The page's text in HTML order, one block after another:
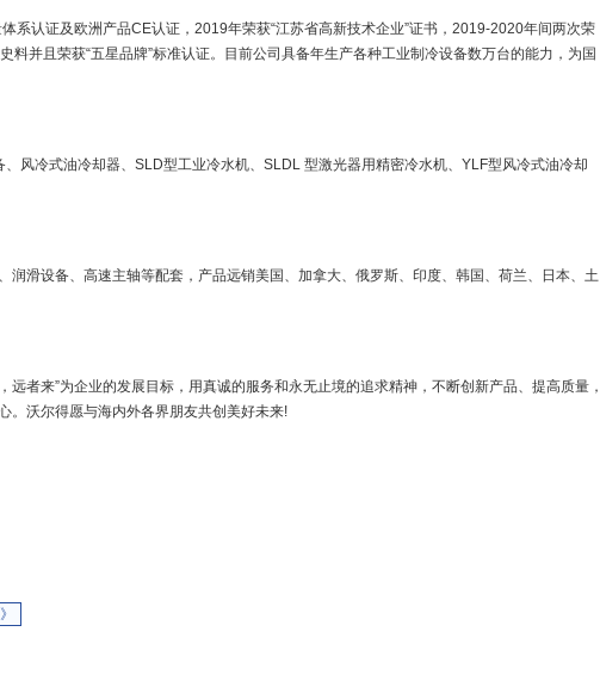
体系认证及欧洲产品CE认证， 2019年荣获“江苏省高新技术企业”证书， 2019-2020年间两次荣
料并且荣获“五星品牌”标准认证。目前公司具备年生产各种工业制冷设备数万台的能力，为国
风冷式油冷却器、 SLD型工业冷水机、 SLDL 型激光器用精密冷水机、 YLF型风冷式油冷却
润滑设备、高速主轴等配套，产品远销美国、加拿大、俄罗斯、印度、韩国、荷兰、日本、土
远者来”为企业的发展目标，用真诚的服务和永无止境的追求精神，不断创新产品、提高质量，
。 沃尔得愿与海内外各界朋友共创美好未来!